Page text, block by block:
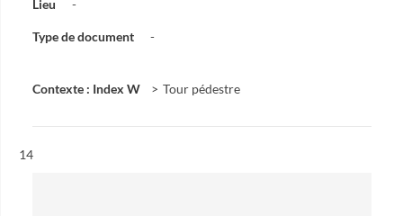
Lieu -
Type de document -
Contexte : Index W Tour pédestre
Résultat n°
14